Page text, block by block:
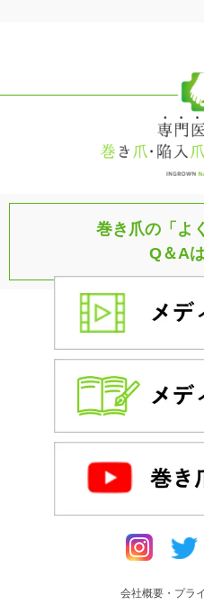
巻き爪の「よ
Q＆A
会社概要・プラ